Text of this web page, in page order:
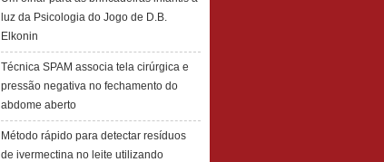
luz da Psicologia do Jogo de D.B.
Elkonin
Técnica SPAM associa tela cirúrgica e
pressão negativa no fechamento do
abdome aberto
Método rápido para detectar resíduos
de ivermectina no leite utilizando